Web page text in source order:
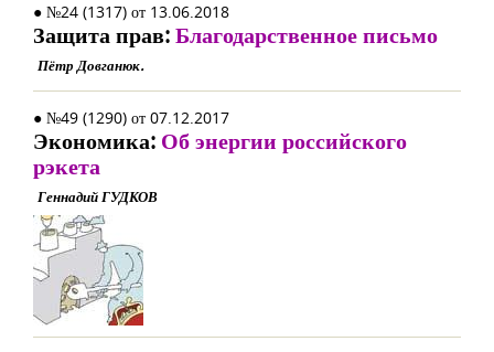
● №24 (1317) от 13.06.2018
Защита прав:Благодарственное письмо
Пётр Довганюк.
● №49 (1290) от 07.12.2017
Экономика: Об энергии российского
рэкета
Геннадий ГУДКОВ